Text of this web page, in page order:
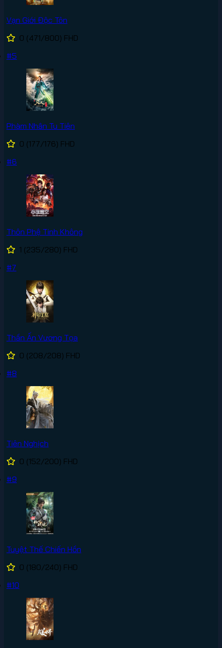
Vạn Giới Độc Tôn
0 (471/800) FHD
#5
Phàm Nhân Tu Tiên
0 (177/176) FHD
#6
Thôn Phệ Tinh Không
1 (235/280) FHD
#7
Thần Ấn Vương Tọa
0 (208/208) FHD
#8
Tiên Nghịch
0 (152/200) FHD
#9
Tuyệt Thế Chiến Hồn
0 (180/240) FHD
#10